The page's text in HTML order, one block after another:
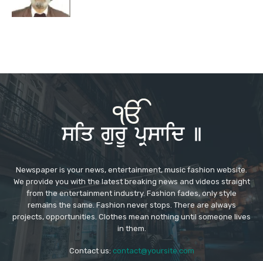
Newspaper is your news, entertainment, music fashion website.
We provide you with the latest breaking news and videos straight
from the entertainment industry. Fashion fades, only style
remains the same. Fashion never stops. There are always
projects, opportunities. Clothes mean nothing until someone lives
in them.
Contact us: contact@yoursite.com